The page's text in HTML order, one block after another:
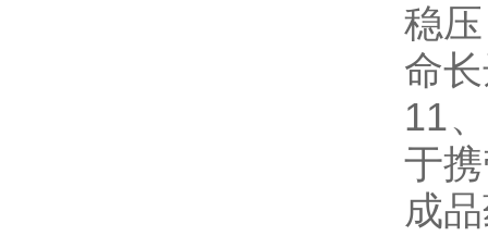
稳
命
11
于
成